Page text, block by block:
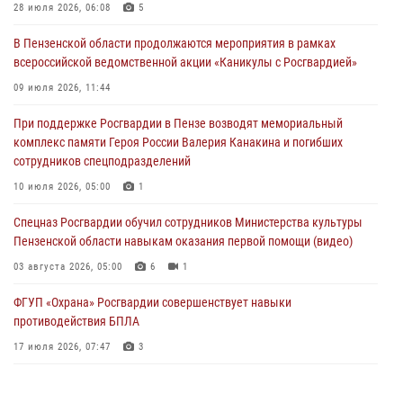
деятельность ОПГ, маскировавшейся под реабилитационный центр
В Управлении Росгвардии по Пензенской области подвели итоги
04 августа 2026, 06:08
Росгвардия обеспечила безопасность праздничных мероприятий в
День ВДВ в Пензе
28 июля 2026, 06:08 5
В Пензенской области продолжаются мероприятия в рамках
всероссийской ведомственной акции «Каникулы с Росгвардией»
09 июля 2026, 11:44
При поддержке Росгвардии в Пензе возводят мемориальный
комплекс памяти Героя России Валерия Канакина и погибших
сотрудников спецподразделений
10 июля 2026, 05:00 1
Спецназ Росгвардии обучил сотрудников Министерства культуры
Пензенской области навыкам оказания первой помощи (видео)
03 августа 2026, 05:00 6 1
ФГУП «Охрана» Росгвардии совершенствует навыки
противодействия БПЛА
17 июля 2026, 07:47 3